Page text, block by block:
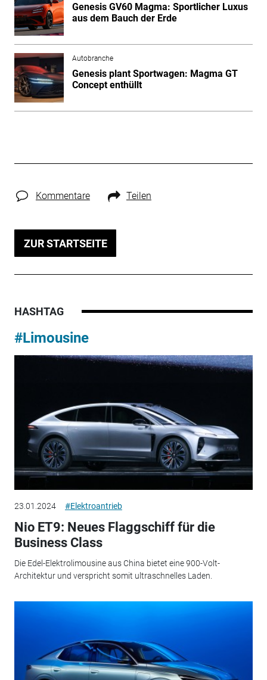
Genesis GV60 Magma: Sportlicher Luxus
aus dem Bauch der Erde
Autobranche
Genesis plant Sportwagen: Magma GT
Concept enthüllt
Kommentare Teilen
ZUR STARTSEITE
HASHTAG
#Limousine
23.01.2024 #Elektroantrieb
Nio ET9: Neues Flaggschiff für die
Business Class
Die Edel-Elektrolimousine aus China bietet eine 900-Volt-
Architektur und verspricht somit ultraschnelles Laden.